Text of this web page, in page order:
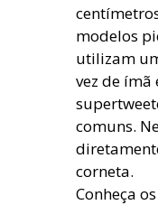
modelos
utilizam
vez de ímã
comuns.
corneta.
Conheça